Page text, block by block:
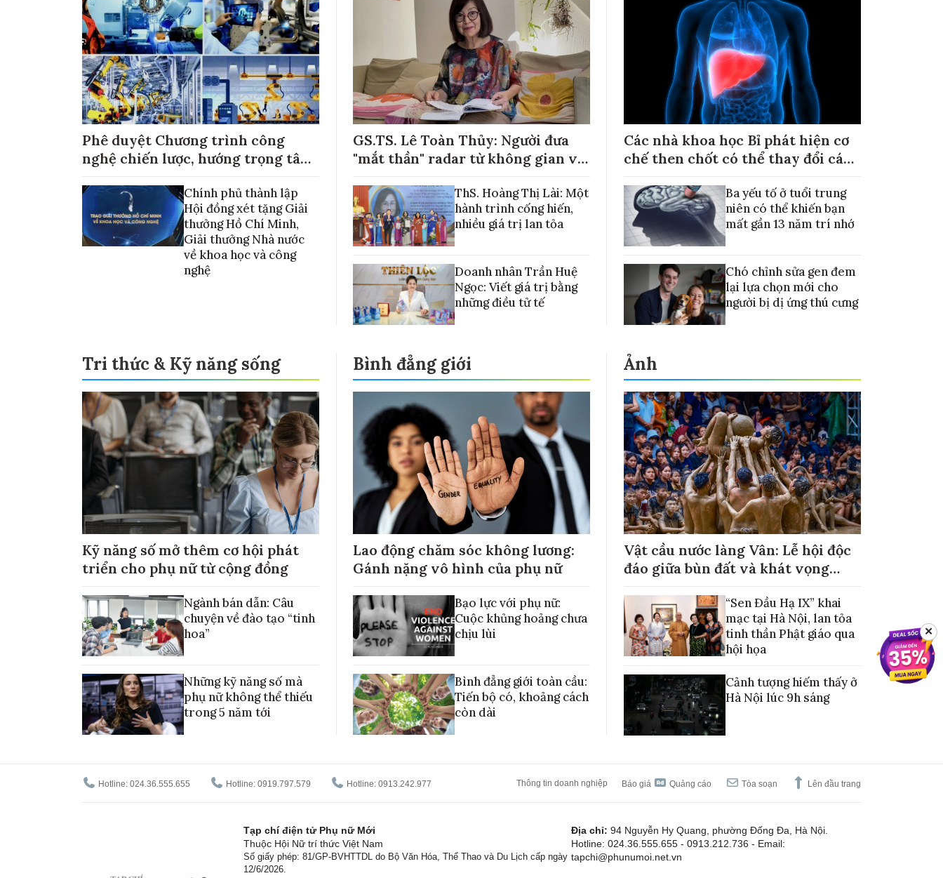
Phê duyệt Chương trình công
nghệ chiến lược, hướng trọng tâm
Chính phủ thành lập
Hội đồng xét tặng Giải
thưởng Hồ Chí Minh,
Giải thưởng Nhà nước
về khoa học và công
nghệ
GS.TS. Lê Toàn Thủy: Người đưa
"mắt thần" radar từ không gian về
ThS. Hoàng Thị Lài: Một
hành trình cống hiến,
nhiều giá trị lan tỏa
Doanh nhân Trần Huệ
Ngọc: Viết giá trị bằng
những điều tử tế
Các nhà khoa học Bỉ phát hiện cơ
chế then chốt có thể thay đổi cách
Ba yếu tố ở tuổi trung
niên có thể khiến bạn
mất gần 13 năm trí nhớ
Chó chỉnh sửa gen đem
lại lựa chọn mới cho
người bị dị ứng thú cưng
Tri thức & Kỹ năng sống
Kỹ năng số mở thêm cơ hội phát
triển cho phụ nữ từ cộng đồng
Ngành bán dẫn: Câu
chuyện về đào tạo “tinh
hoa”
Những kỹ năng số mà
phụ nữ không thể thiếu
trong 5 năm tới
Bình đẳng giới
Lao động chăm sóc không lương:
Gánh nặng vô hình của phụ nữ
Bạo lực với phụ nữ:
Cuộc khủng hoảng chưa
chịu lùi
Bình đẳng giới toàn cầu:
Tiến bộ có, khoảng cách
còn dài
Ảnh
Vật cầu nước làng Vân: Lễ hội độc
đáo giữa bùn đất và khát vọng
“Sen Đầu Hạ IX” khai
mạc tại Hà Nội, lan tỏa
tinh thần Phật giáo qua
hội họa
Cảnh tượng hiếm thấy ở
Hà Nội lúc 9h sáng
Hotline: 024.36.555.655 Hotline: 0919.797.579 Hotline: 0913.242.977 Thông tin doanh nghiệp Báo giá Quảng cáo Tòa soạn Lên đầu trang
Tạp chí điện tử Phụ nữ Mới
Thuộc Hội Nữ trí thức Việt Nam
Số giấy phép: 81/GP-BVHTTDL do Bộ Văn Hóa, Thể Thao và Du Lịch cấp ngày
12/6/2026.
Địa chỉ: 94 Nguyễn Hy Quang, phường Đống Đa, Hà Nội.
Hotline: 024.36.555.655 - 0913.212.736 - Email:
tapchi@phunumoi.net.vn
✕